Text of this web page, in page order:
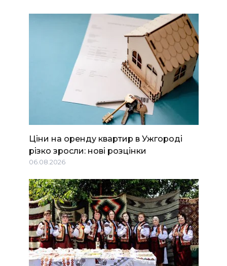
Ціни на оренду квартир в Ужгороді
різко зросли: нові розцінки
06.08.2026